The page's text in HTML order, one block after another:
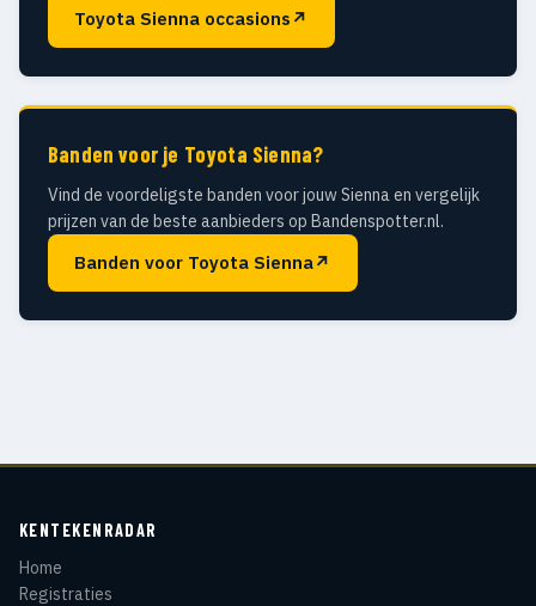
Toyota Sienna occasions ↗
Banden voor je Toyota Sienna?
Vind de voordeligste banden voor jouw Sienna en vergelijk
prijzen van de beste aanbieders op Bandenspotter.nl.
Banden voor Toyota Sienna↗
KENTEKENRADAR
Home
Registraties